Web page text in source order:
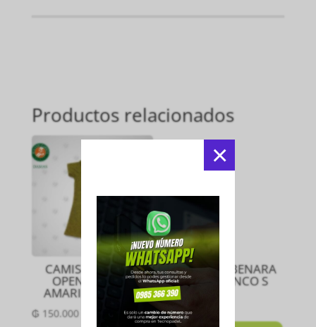
×
Productos relacionados
CAMISETA DAMA
OPEN MEZCLA
AMARILLO Talla P
₲150.000
CAMISETA BENARA
LIMA BLANCO S
₲385.000